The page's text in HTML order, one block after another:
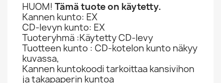
HUOM! Tämä tuote on käytetty.
Kannen kunto: EX
CD-levyn kunto: EX
Tuoteryhmä :Käytetty CD-levy
Tuotteen kunto : CD-kotelon kunto näkyy
kuvassa,
Kannen kuntokoodi tarkoittaa kansivihon
ja takapaperin kuntoa